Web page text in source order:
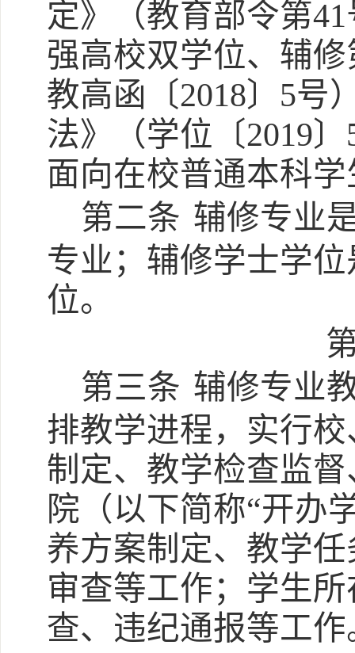
定》（教育部令第
强高校双学位、辅
教高函〔2018〕5号
法》（学位〔2019
面向在校普通本科
第二条 辅修专业
专业；辅修学士学
位。
第三条 辅修专业
排教学进程，实行
制定、教学检查监
院（以下简称“开办
养方案制定、教学
审查等工作；学生
查、违纪通报等工作